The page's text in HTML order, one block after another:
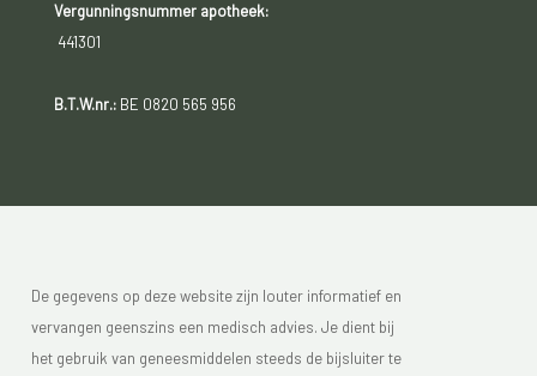
Vergunningsnummer apotheek:
441301
B.T.W.nr.:BE 0820 565 956
De gegevens op deze website zijn louter informatief en
vervangen geenszins een medisch advies. Je dient bij
het gebruik van geneesmiddelen steeds de bijsluiter te